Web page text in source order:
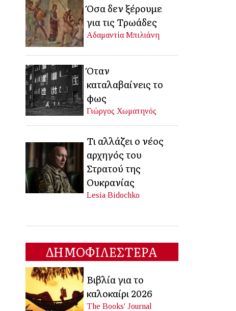
Όσα δεν ξέρουμε
για τις Τρωάδες
Αδαμαντία Μπιλιάνη
Όταν
καταλαβαίνεις το
φως
Γιώργος Χωματηνός
Τι αλλάζει ο νέος
αρχηγός του
Στρατού της
Ουκρανίας
Lesia Bidochko
ΔΗΜΟΦΙΛΕΣΤΕΡΑ
Βιβλία για το
καλοκαίρι 2026
The Books' Journal